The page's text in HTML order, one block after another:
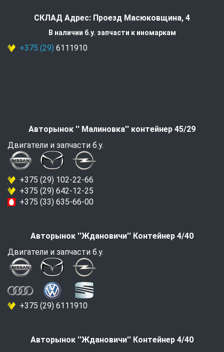
СКЛАД Адрес: Проезд Масюковщина, 4
В наличии б.у. запчасти к иномаркам
+375 (29) 6111910
Авторынок '' Малиновка'' контейнер 45/29
Двигатели и запчасти б.у.
+375 (29) 102-22-66
+375 (29) 642-12-25
+375 (33) 635-66-00
Авторынок ''Ждановичи'' Контейнер 4/40
Двигатели и запчасти б.у.
+375 (29) 6111910
Авторынок ''Ждановичи'' Контейнер 4/40